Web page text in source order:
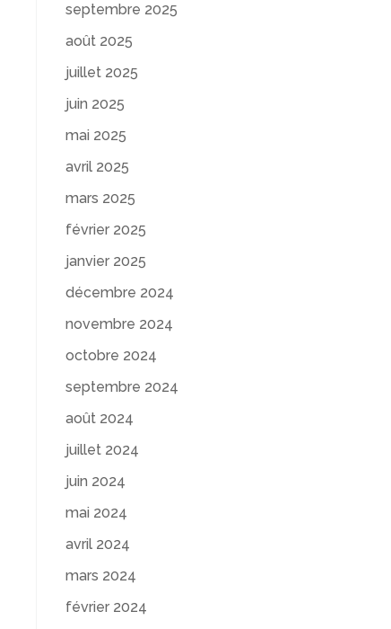
septembre 2025
août 2025
juillet 2025
juin 2025
mai 2025
avril 2025
mars 2025
février 2025
janvier 2025
décembre 2024
novembre 2024
octobre 2024
septembre 2024
août 2024
juillet 2024
juin 2024
mai 2024
avril 2024
mars 2024
février 2024